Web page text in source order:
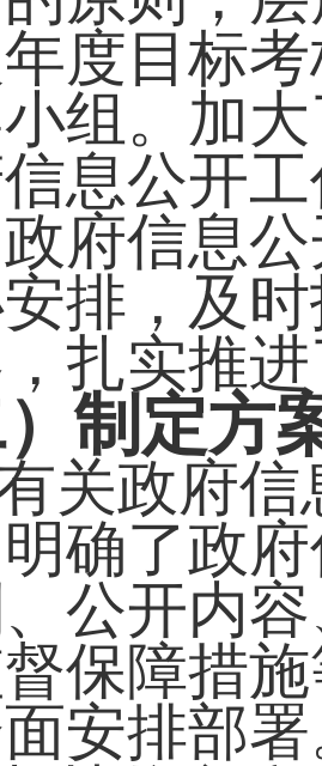
度目标
组。加
息公开
府信息
排，及
扎实推
）制定方
关政府
确了政
公开内
保障措
安排部